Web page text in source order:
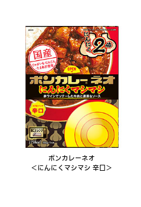
ボンカレーネオ
＜にんにくマシマシ 辛口＞